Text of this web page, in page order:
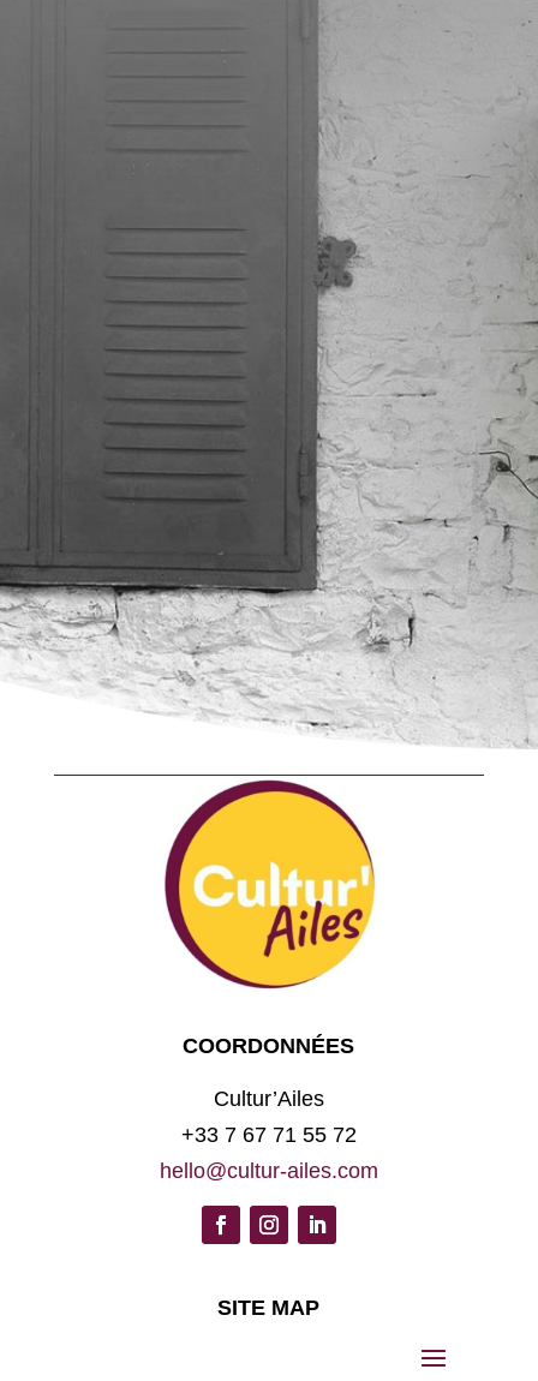
Politique de confidentialité et RGPD
J'ai lu et j'accepte la politique de
confidentialité*
J'accepte de recevoir la newsletter "Les
Envoi
COORDONNÉES
Cultur’Ailes
+33 7 67 71 55 72
hello@cultur-ailes.com
SITE MAP